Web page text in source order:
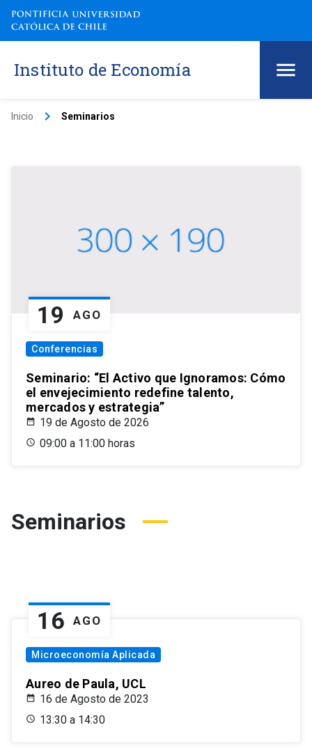
Instituto de Economía
Inicio keyboard_arrow_right Seminarios
19 AGO
Conferencias
Seminario: “El Activo que Ignoramos: Cómo
el envejecimiento redefine talento,
mercados y estrategia”
19 de Agosto de 2026
09:00 a 11:00 horas
Seminarios
16 AGO
Microeconomía Aplicada
Aureo de Paula, UCL
16 de Agosto de 2023
13:30 a 14:30